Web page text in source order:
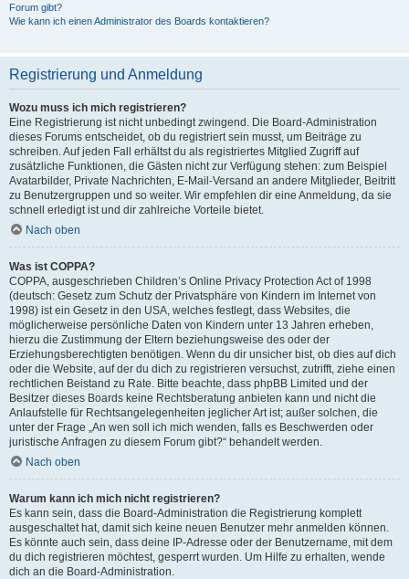
Forum gibt?
Wie kann ich einen Administrator des Boards kontaktieren?
Registrierung und Anmeldung
Wozu muss ich mich registrieren?
Eine Registrierung ist nicht unbedingt zwingend. Die Board-Administration
dieses Forums entscheidet, ob du registriert sein musst, um Beiträge zu
schreiben. Auf jeden Fall erhältst du als registriertes Mitglied Zugriff auf
zusätzliche Funktionen, die Gästen nicht zur Verfügung stehen: zum Beispiel
Avatarbilder, Private Nachrichten, E-Mail-Versand an andere Mitglieder, Beitritt
zu Benutzergruppen und so weiter. Wir empfehlen dir eine Anmeldung, da sie
schnell erledigt ist und dir zahlreiche Vorteile bietet.
Nach oben
Was ist COPPA?
COPPA, ausgeschrieben Children’s Online Privacy Protection Act of 1998
(deutsch: Gesetz zum Schutz der Privatsphäre von Kindern im Internet von
1998) ist ein Gesetz in den USA, welches festlegt, dass Websites, die
möglicherweise persönliche Daten von Kindern unter 13 Jahren erheben,
hierzu die Zustimmung der Eltern beziehungsweise des oder der
Erziehungsberechtigten benötigen. Wenn du dir unsicher bist, ob dies auf dich
oder die Website, auf der du dich zu registrieren versuchst, zutrifft, ziehe einen
rechtlichen Beistand zu Rate. Bitte beachte, dass phpBB Limited und der
Besitzer dieses Boards keine Rechtsberatung anbieten kann und nicht die
Anlaufstelle für Rechtsangelegenheiten jeglicher Art ist; außer solchen, die
unter der Frage „An wen soll ich mich wenden, falls es Beschwerden oder
juristische Anfragen zu diesem Forum gibt?“ behandelt werden.
Nach oben
Warum kann ich mich nicht registrieren?
Es kann sein, dass die Board-Administration die Registrierung komplett
ausgeschaltet hat, damit sich keine neuen Benutzer mehr anmelden können.
Es könnte auch sein, dass deine IP-Adresse oder der Benutzername, mit dem
du dich registrieren möchtest, gesperrt wurden. Um Hilfe zu erhalten, wende
dich an die Board-Administration.